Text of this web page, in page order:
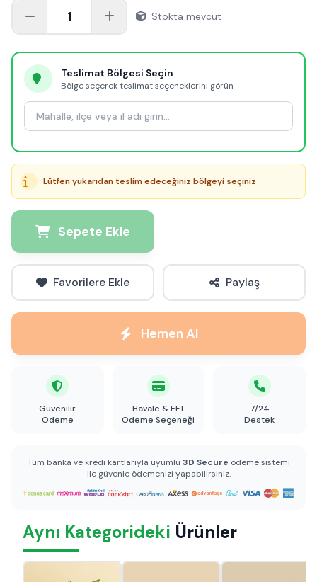
1 Stokta mevcut
Teslimat Bölgesi Seçin
Bölge seçerek teslimat seçeneklerini görün
Lütfen yukarıdan teslim edeceğiniz bölgeyi seçiniz
Sepete Ekle
Favorilere Ekle Paylaş
Hemen Al
Güvenilir
Ödeme
Havale & EFT
Ödeme Seçeneği
7/24
Destek
Tüm banka ve kredi kartlarıyla uyumlu 3D Secure ödeme sistemi
ile güvenle ödemenizi yapabilirsiniz.
Aynı Kategorideki Ürünler